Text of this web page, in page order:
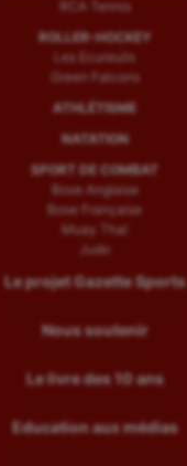
RCA Tennis
ROLLER-HOCKEY
Les Ecureuils
Green Falcons
ATHLÉTISME
NATATION
SPORT DE COMBAT
Boxe Anglaise
Boxe Française
Muay Thaï
Judo
Le projet Gazette Sports
Nous soutenir
Le livre des 10 ans
Education aux médias